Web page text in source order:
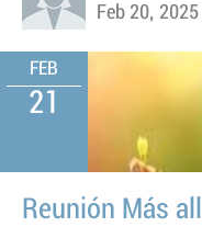
Feb 20,
FEB
21
Reunión Más